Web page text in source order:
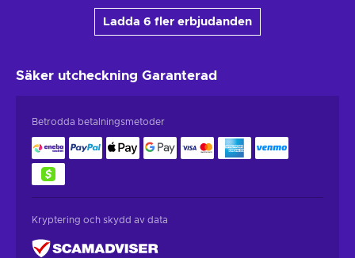
Ladda 6 fler erbjudanden
Säker utcheckning Garanterad
Betrodda betalningsmetoder
Kryptering och skydd av data